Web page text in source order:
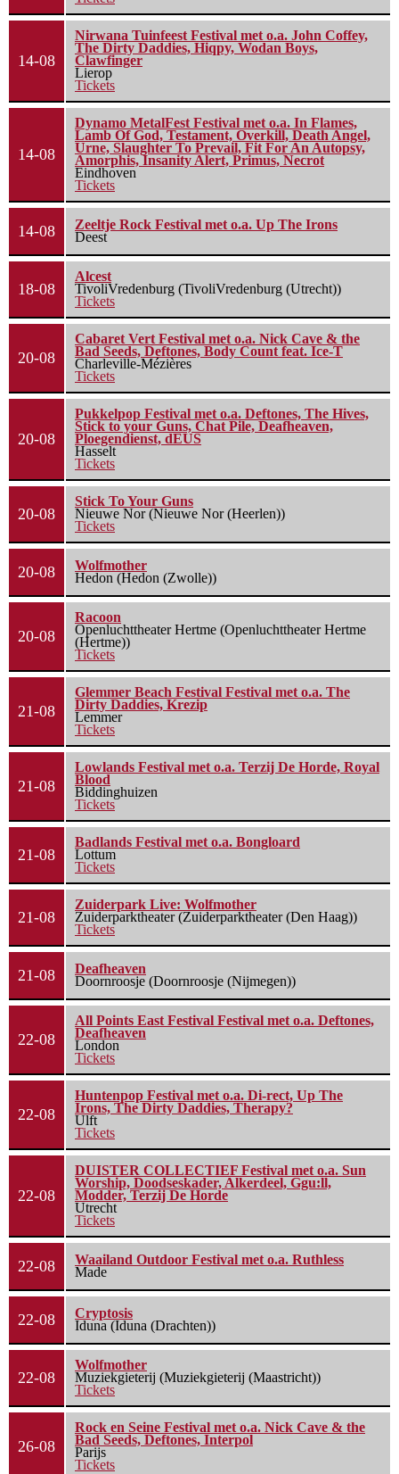
14-08
Nirwana Tuinfeest Festival met o.a. John Coffey,
The Dirty Daddies, Hiqpy, Wodan Boys,
Clawfinger
Lierop
Tickets
14-08
Dynamo MetalFest Festival met o.a. In Flames,
Lamb Of God, Testament, Overkill, Death Angel,
Urne, Slaughter To Prevail, Fit For An Autopsy,
Amorphis, Insanity Alert, Primus, Necrot
Eindhoven
Tickets
14-08
Zeeltje Rock Festival met o.a. Up The Irons
Deest
18-08
Alcest
TivoliVredenburg (TivoliVredenburg (Utrecht))
Tickets
20-08
Cabaret Vert Festival met o.a. Nick Cave & the
Bad Seeds, Deftones, Body Count feat. Ice-T
Charleville-Mézières
Tickets
20-08
Pukkelpop Festival met o.a. Deftones, The Hives,
Stick to your Guns, Chat Pile, Deafheaven,
Ploegendienst, dEUS
Hasselt
Tickets
20-08
Stick To Your Guns
Nieuwe Nor (Nieuwe Nor (Heerlen))
Tickets
20-08
Wolfmother
Hedon (Hedon (Zwolle))
20-08
Racoon
Openluchttheater Hertme (Openluchttheater Hertme
(Hertme))
Tickets
21-08
Glemmer Beach Festival Festival met o.a. The
Dirty Daddies, Krezip
Lemmer
Tickets
21-08
Lowlands Festival met o.a. Terzij De Horde, Royal
Blood
Biddinghuizen
Tickets
21-08
Badlands Festival met o.a. Bongloard
Lottum
Tickets
21-08
Zuiderpark Live: Wolfmother
Zuiderparktheater (Zuiderparktheater (Den Haag))
Tickets
21-08
Deafheaven
Doornroosje (Doornroosje (Nijmegen))
22-08
All Points East Festival Festival met o.a. Deftones,
Deafheaven
London
Tickets
22-08
Huntenpop Festival met o.a. Di-rect, Up The
Irons, The Dirty Daddies, Therapy?
Ulft
Tickets
22-08
DUISTER COLLECTIEF Festival met o.a. Sun
Worship, Doodseskader, Alkerdeel, Ggu:ll,
Modder, Terzij De Horde
Utrecht
Tickets
22-08
Waailand Outdoor Festival met o.a. Ruthless
Made
22-08
Cryptosis
Iduna (Iduna (Drachten))
22-08
Wolfmother
Muziekgieterij (Muziekgieterij (Maastricht))
Tickets
26-08
Rock en Seine Festival met o.a. Nick Cave & the
Bad Seeds, Deftones, Interpol
Parijs
Tickets